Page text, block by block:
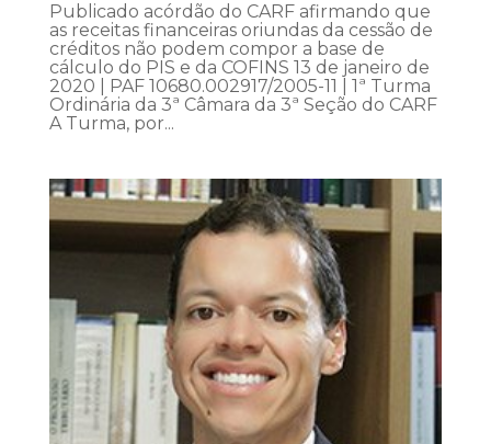
Publicado acórdão do CARF afirmando que
as receitas financeiras oriundas da cessão de
créditos não podem compor a base de
cálculo do PIS e da COFINS 13 de janeiro de
2020 | PAF 10680.002917/2005-11 | 1ª Turma
Ordinária da 3ª Câmara da 3ª Seção do CARF
A Turma, por...